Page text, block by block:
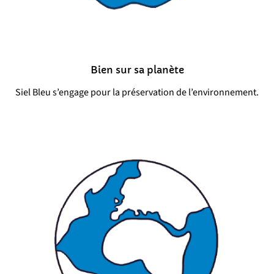
Bien sur sa planète
Siel Bleu s’engage pour la préservation de l’environnement.